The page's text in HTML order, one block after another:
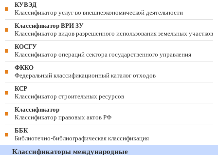
КУВЭД
Классификатор услуг во внешнеэкономической деятельности
Классификатор ВРИ ЗУ
Классификатор видов разрешенного использования земельных участков
КОСГУ
Классификатор операций сектора государственного управления
ФККО
Федеральный классификационный каталог отходов
КСР
Классификатор строительных ресурсов
Классификатор
Классификатор правовых актов РФ
ББК
Библиотечно-библиографическая классификация
Классификаторы международные